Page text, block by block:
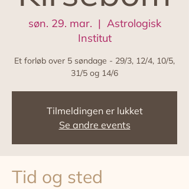
søn. 29. mar.
  |
Astrologisk
Institut
Et forløb over 5 søndage - 29/3, 12/4, 10/5,
31/5 og 14/6
Tilmeldingen er lukket
Se andre events
Tid og sted